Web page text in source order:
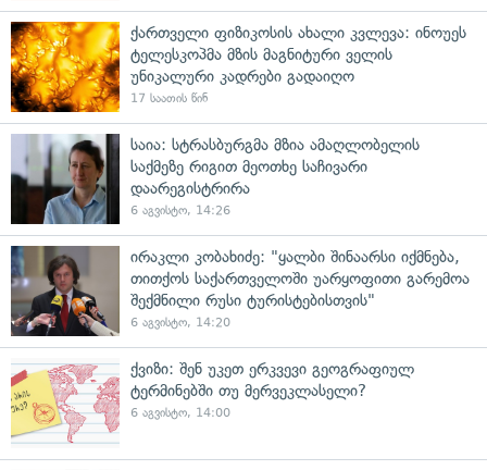
ქართველი ფიზიკოსის ახალი კვლევა: ინოუეს
ტელესკოპმა მზის მაგნიტური ველის
უნიკალური კადრები გადაიღო
17 საათის წინ
საია: სტრასბურგმა მზია ამაღლობელის
საქმეზე რიგით მეოთხე საჩივარი
დაარეგისტრირა
6 აგვისტო, 14:26
ირაკლი კობახიძე: "ყალბი შინაარსი იქმნება,
თითქოს საქართველოში უარყოფითი გარემოა
შექმნილი რუსი ტურისტებისთვის"
6 აგვისტო, 14:20
ქვიზი: შენ უკეთ ერკვევი გეოგრაფიულ
ტერმინებში თუ მერვეკლასელი?
6 აგვისტო, 14:00